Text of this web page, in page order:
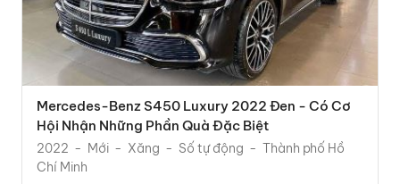
Mercedes-Benz S450 Luxury 2022 Đen - Có Cơ
Hội Nhận Những Phần Quà Đặc Biệt
2022 Mới Xăng Số tự động
Thành phố Hồ
Chí Minh